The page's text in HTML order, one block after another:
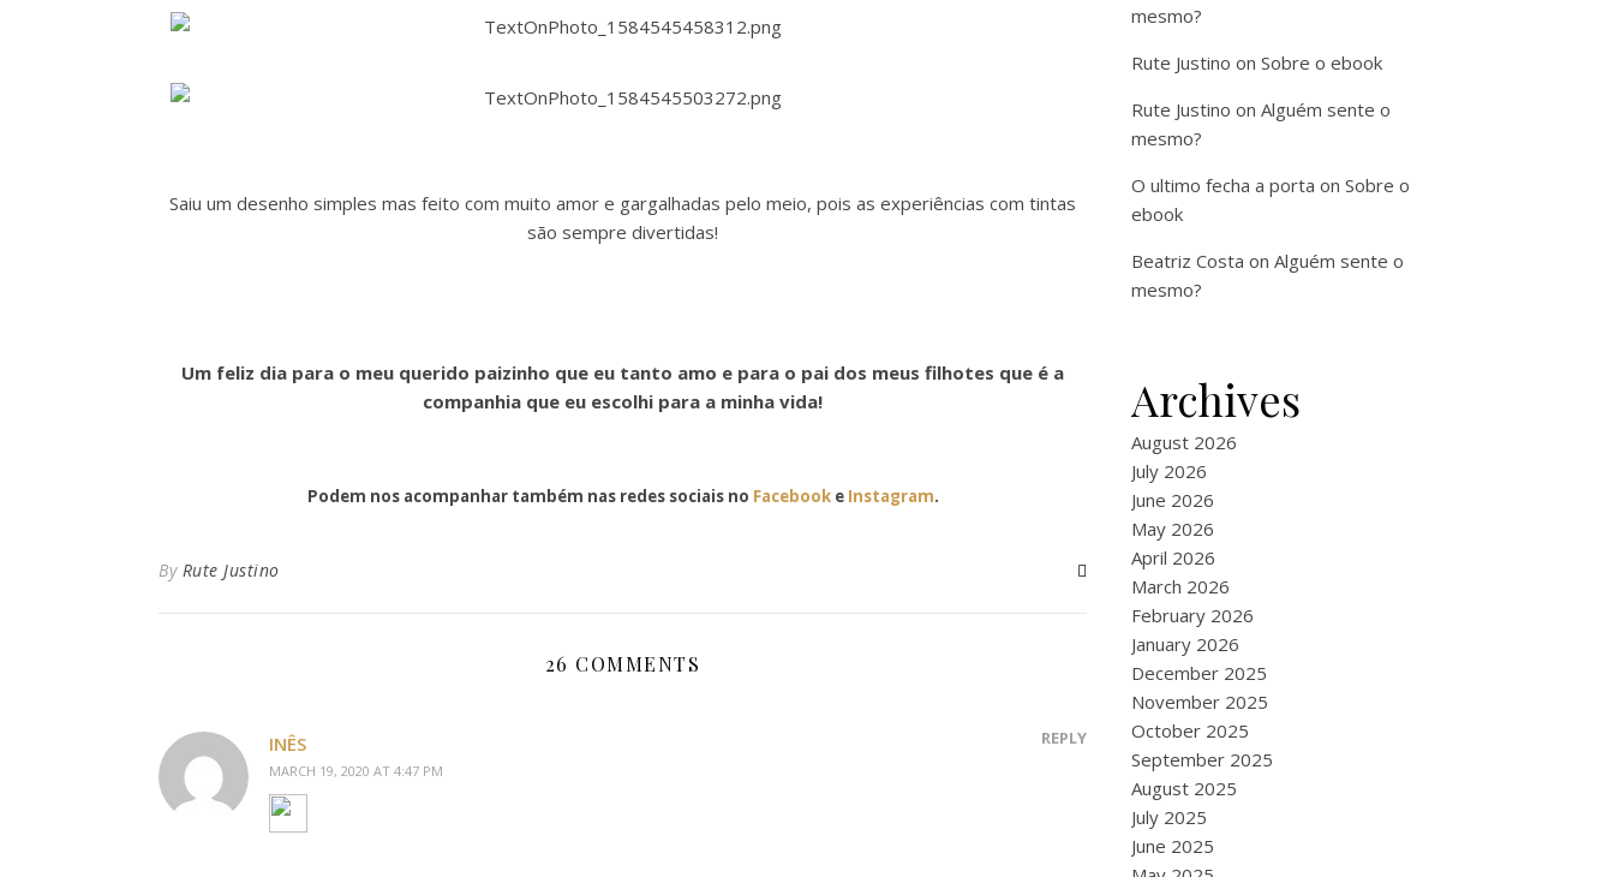
Saiu um desenho simples mas feito com muito amor e gargalhadas pelo meio, pois as experiências com tintas
são sempre divertidas!
Um feliz dia para o meu querido paizinho que eu tanto amo e para o pai dos meus filhotes que é a
companhia que eu escolhi para a minha vida!
Podem nos acompanhar também nas redes sociais no Facebooke Instagram.
By Rute Justino
26 COMMENTS
INÊS
MARCH 19, 2020 AT 4:47 PM
REPLY
mesmo?
Rute Justino on Sobre o ebook
Rute Justino on Alguém sente o
mesmo?
O ultimo fecha a porta on Sobre o
ebook
Beatriz Costa on Alguém sente o
mesmo?
Archives
August 2026
July 2026
June 2026
May 2026
April 2026
March 2026
February 2026
January 2026
December 2025
November 2025
October 2025
September 2025
August 2025
July 2025
June 2025